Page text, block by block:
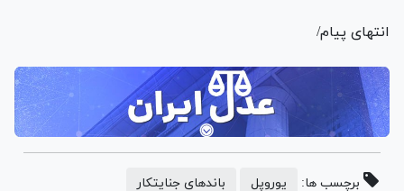
انتهای پیام/
برچسب ها: یوروپل باندهای جنایتکار